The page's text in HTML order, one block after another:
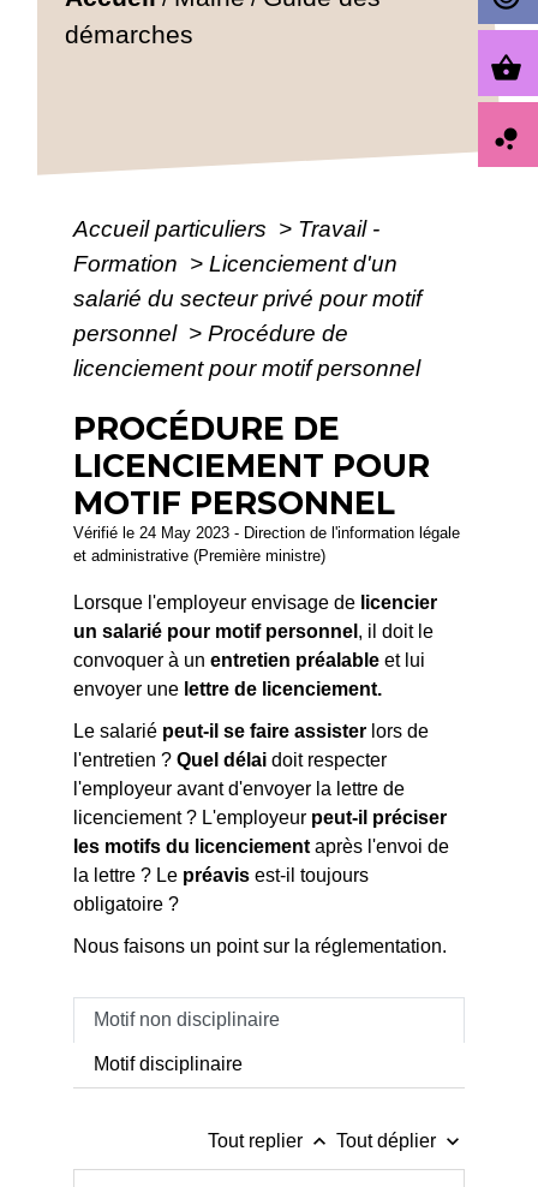
démarches
Accueil particuliers > Travail -
Formation > Licenciement d'un
salarié du secteur privé pour motif
personnel > Procédure de
licenciement pour motif personnel
PROCÉDURE DE
LICENCIEMENT POUR
MOTIF PERSONNEL
Vérifié le 24 May 2023 - Direction de l'information légale
et administrative (Première ministre)
Lorsque l'employeur envisage de licencier
un salarié pour motif personnel , il doit le
convoquer à unentretien préalable et lui
envoyer une lettre de licenciement.
Le salarié peut-il se faire assister lors de
l'entretien ? Quel délai doit respecter
l'employeur avant d'envoyer la lettre de
licenciement ? L'employeur peut-il préciser
les motifs du licenciement après l'envoi de
la lettre ? Le préavis est-il toujours
obligatoire ?
Nous faisons un point sur la réglementation.
Motif non disciplinaire
Motif disciplinaire
Tout replier keyboard_arrow_up Tout déplier keyboard_arrow_down
shopping_basket
bubble_chart